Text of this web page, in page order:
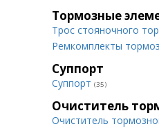
Тормозные
Трос стояночного
Ремкомплекты
Суппорт
Суппорт (35)
Очиститель
Очиститель